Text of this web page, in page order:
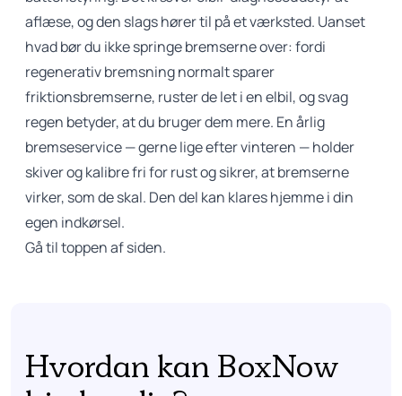
aflæse, og den slags hører til på et værksted. Uanset
hvad bør du ikke springe bremserne over: fordi
regenerativ bremsning normalt sparer
friktionsbremserne, ruster de let i en elbil, og svag
regen betyder, at du bruger dem mere. En årlig
bremseservice — gerne lige efter vinteren — holder
skiver og kalibre fri for rust og sikrer, at bremserne
virker, som de skal. Den del kan klares hjemme i din
egen indkørsel.
Gå til toppen af siden.
Hvordan kan BoxNow